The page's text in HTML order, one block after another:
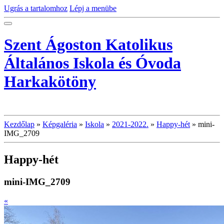
Ugrás a tartalomhoz Lépj a menübe
Szent Ágoston Katolikus
Általános Iskola és Óvoda
Harkakötöny
Kezdőlap » Képgaléria » Iskola » 2021-2022. » Happy-hét » mini-
IMG_2709
Happy-hét
mini-IMG_2709
«